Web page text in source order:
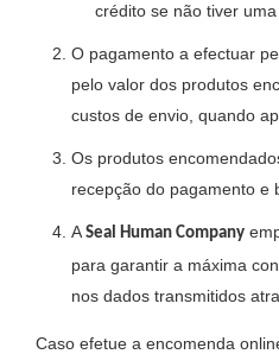
crédito se não tiver uma
O pagamento a efectuar
pelo valor dos produtos
custos de envio, quando
Os produtos
recepção do pagamento e
A Seal Human Company
para garantir a máxima
nos dados transmitidos
Caso efetue a encomenda